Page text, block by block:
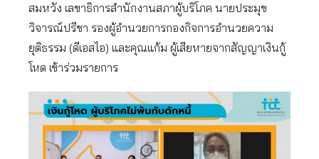
สมหวัง เลขาธิการสำนักงานสภาผู้บริโภค นายประมุข
วิจารณ์ปรีชา รองผู้อำนวยการกองกิจการอำนวยความ
ยุติธรรม (ดีเอสไอ) และคุณแก้ม ผู้เสียหายจากสัญญาเงินกู้
โหด เข้าร่วมรายการ